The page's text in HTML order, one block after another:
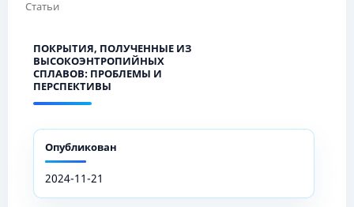
Статьи
ПОКРЫТИЯ, ПОЛУЧЕННЫЕ ИЗ
ВЫСОКОЭНТРОПИЙНЫХ
СПЛАВОВ: ПРОБЛЕМЫ И
ПЕРСПЕКТИВЫ
Опубликован
2024-11-21